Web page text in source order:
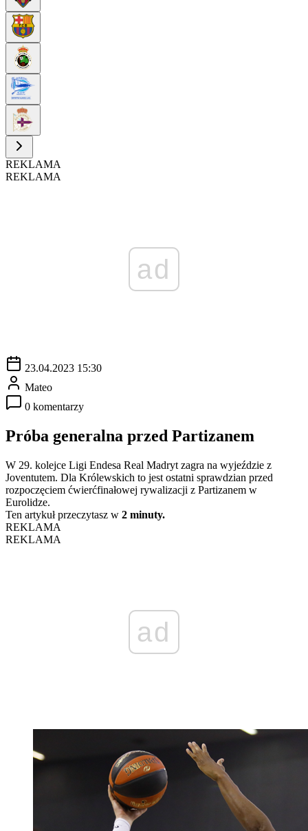
REKLAMA
REKLAMA
ad
23.04.2023 15:30
Mateo
0 komentarzy
Próba generalna przed Partizanem
W 29. kolejce Ligi Endesa Real Madryt zagra na wyjeździe z
Joventutem. Dla Królewskich to jest ostatni sprawdzian przed
rozpoczęciem ćwierćfinałowej rywalizacji z Partizanem w
Eurolidze.
Ten artykuł przeczytasz w 2 minuty.
REKLAMA
REKLAMA
ad